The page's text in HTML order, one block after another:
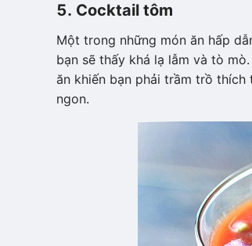
5. Cocktail tôm
Một trong những món ăn hấp
bạn sẽ thấy khá lạ lẫm và tò
ăn khiến bạn phải trầm trồ
ngon.